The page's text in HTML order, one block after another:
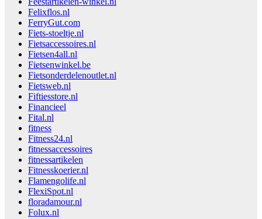
Felixflos.nl
FerryGut.com
Fiets-stoeltje.nl
Fietsaccessoires.nl
Fietsen4all.nl
Fietsenwinkel.be
Fietsonderdelenoutlet.nl
Fietsweb.nl
Fiftiesstore.nl
Financieel
Fital.nl
fitness
Fitness24.nl
fitnessaccessoires
fitnessartikelen
Fitnesskoerier.nl
Flamengolife.nl
FlexiSpot.nl
floradamour.nl
Folux.nl